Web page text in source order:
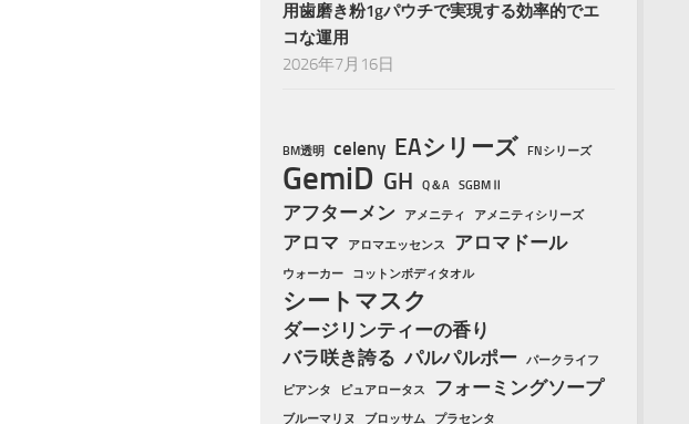
用歯磨き粉1gパウチで実現する効率的でエ
コな運用
2026年7月16日
BM透明 celeny EAシリーズ FNシリーズ
GemiD GH Q＆A SGBMⅡ
アフターメン アメニティ アメニティシリーズ
アロマ アロマエッセンス アロマドール
ウォーカー コットンボディタオル
シートマスク
ダージリンティーの香り
バラ咲き誇る パルパルポー パークライフ
ピアンタ ピュアロータス フォーミングソープ
ブルーマリヌ ブロッサム プラセンタ